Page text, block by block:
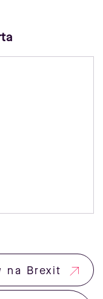
na Brexit